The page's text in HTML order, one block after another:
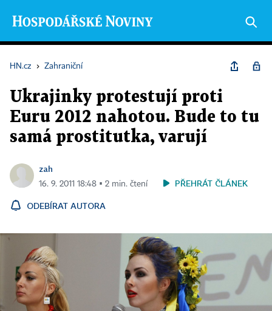
HN.cz › Zahraniční
Ukrajinky protestují proti
Euru 2012 nahotou. Bude to tu
samá prostitutka, varují
zah
16. 9. 2011 18:48 ▪ 2 min. čtení PŘEHRÁT ČLÁNEK
ODEBÍRAT AUTORA